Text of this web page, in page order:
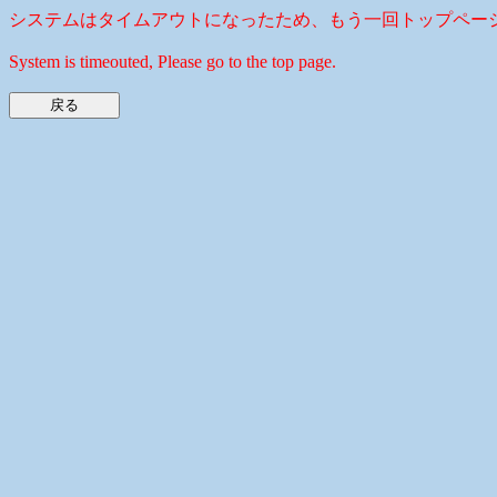
システムはタイムアウトになったため、もう一回トップペー
System is timeouted, Please go to the top page.